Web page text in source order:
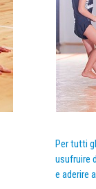
Per tutti
usufruire
e aderire